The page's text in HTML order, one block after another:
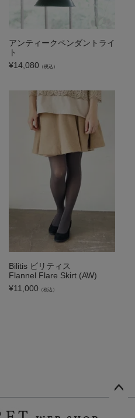
アンティークペンダントライ
ト
¥14,080 （税込）
Bilitis ビリティス
Flannel Flare Skirt (AW)
¥11,000 （税込）